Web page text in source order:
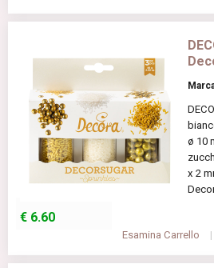
ø 10
x 2
€ 6.60
Esamina Carrello |